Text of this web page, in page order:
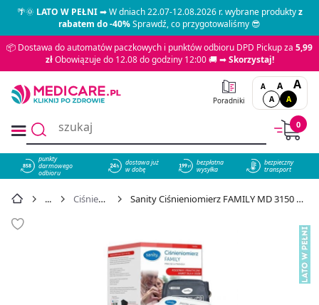
🌴🌞LATO W PEŁNI➡ W dniach 22.07-12.08.2026 r. wybrane produktyz
rabatem do -40%Sprawdź, co przygotowaliśmy 😎
📦 Dostawa do automatów paczkowych i punktów odbioru DPD Pickup za 5,99
złObowiązuje do 12.08 do godziny 12:00 🚚 ➡Skorzystaj!
Poradniki
A A A
A A
0
858
punkty
darmowego
odbioru
dostawa już
w dobę
bezpłatna
wysyłka
bezpieczny
transport
Ciśnieniomierze Sanity Ciśnieniomierz FAMILY MD 3150 + zasilacz 1 szt. - cena 96,29 zł